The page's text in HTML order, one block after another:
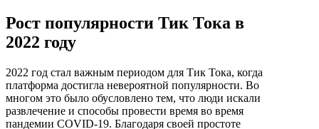
Рост популярности Тик Тока в
2022 году
2022 год стал важным периодом для Тик Тока, когда
платформа достигла невероятной популярности. Во
многом это было обусловлено тем, что люди искали
развлечение и способы провести время во время
пандемии COVID-19. Благодаря своей простоте